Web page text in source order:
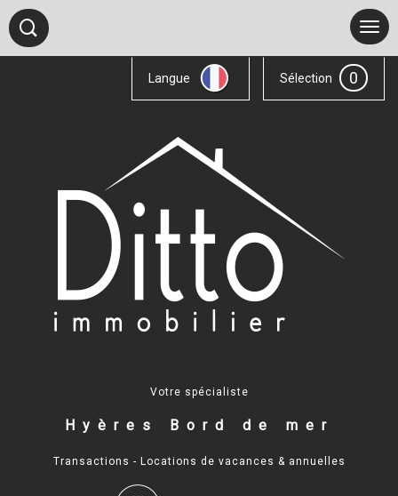
Langue Sélection 0
Votre spécialiste
Hyères Bord de mer
Transactions - Locations de vacances & annuelles